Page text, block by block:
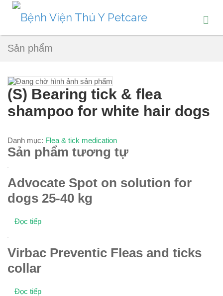
Sản phẩm
(S) Bearing tick & flea
shampoo for white hair dogs
Danh mục: Flea & tick medication
Sản phẩm tương tự
Advocate Spot on solution for
dogs 25-40 kg
Đọc tiếp
Virbac Preventic Fleas and ticks
collar
Đọc tiếp